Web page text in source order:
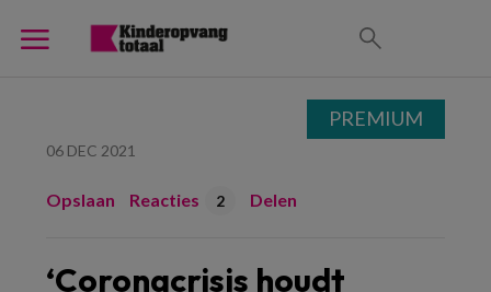
06 DEC 2021
Opslaan Reacties 2 Delen
‘Coronacrisis houdt
PREMIUM